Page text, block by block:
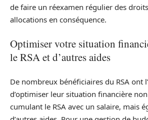
de faire un réexamen régulier des
allocations en conséquence.
Optimiser votre situation
le RSA et d’autres aides
De nombreux bénéficiaires du RSA ont
d’optimiser leur situation financière
cumulant le RSA avec un salaire, mais